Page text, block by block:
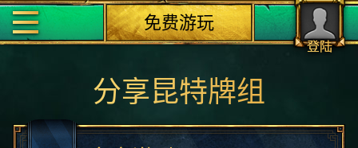
登陆
免费游玩
分享昆特牌组